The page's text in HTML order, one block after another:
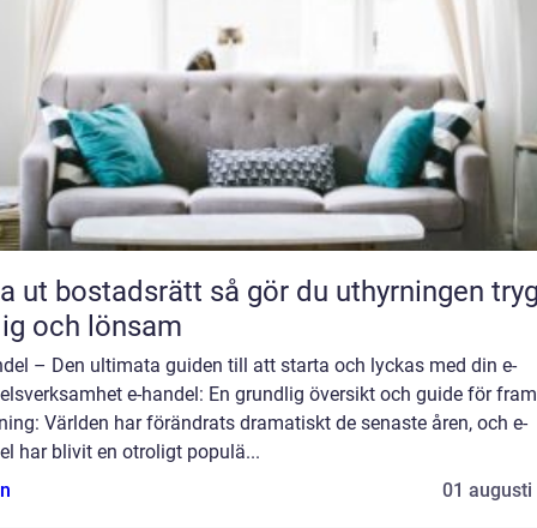
så gör du uthyrningen trygg,
och lönsam
– Den ultimata guiden till att starta och lyckas med din e-
e-handel: En grundlig översikt och guide för
Världen har förändrats dramatiskt de senaste åren, och e-
har blivit en otroligt populä...
01 augusti